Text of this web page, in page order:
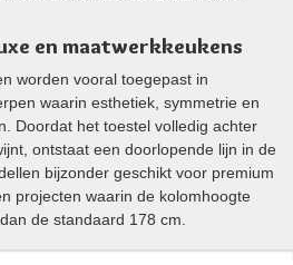
en maatwerkkeukens
worden vooral toegepast in
waarin esthetiek, symmetrie en
Doordat het toestel volledig achter
ontstaat een doorlopende lijn in de
bijzonder geschikt voor premium
projecten waarin de kolomhoogte
de standaard 178 cm.